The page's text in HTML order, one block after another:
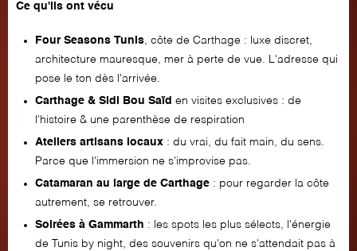
Ce qu'ils ont vécu
Four Seasons Tunis, côte de Carthage : luxe discret,
architecture mauresque, mer à perte de vue. L'adresse qui
pose le ton dès l'arrivée.
Carthage & Sidi Bou Saïd en visites exclusives : de
l'histoire & une parenthèse de respiration
Ateliers artisans locaux : du vrai, du fait main, du sens.
Parce que l'immersion ne s'improvise pas.
Catamaran au large de Carthage : pour regarder la côte
autrement, se retrouver.
Soirées à Gammarth : les spots les plus sélects, l'énergie
de Tunis by night, des souvenirs qu'on ne s'attendait pas à